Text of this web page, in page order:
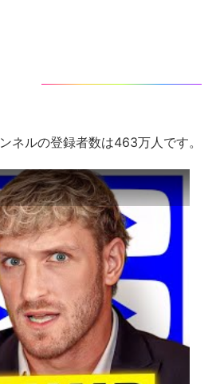
ネルの登録者数は463万人です。